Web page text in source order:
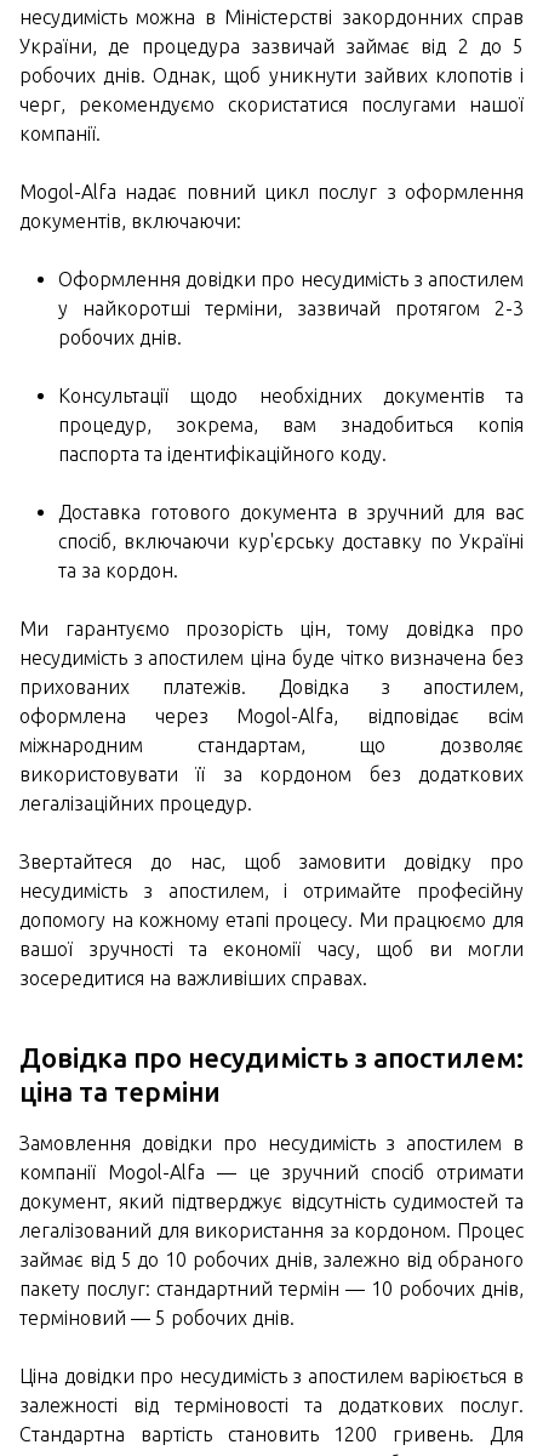
несудимість можна в Міністерстві закордонних справ
України, де процедура зазвичай займає від 2 до 5
робочих днів. Однак, щоб уникнути зайвих клопотів і
черг, рекомендуємо скористатися послугами нашої
компанії.
Mogol-Alfa надає повний цикл послуг з оформлення
документів, включаючи:
Оформлення довідки про несудимість з апостилем
у найкоротші терміни, зазвичай протягом 2-3
робочих днів.
Консультації щодо необхідних документів та
процедур, зокрема, вам знадобиться копія
паспорта та ідентифікаційного коду.
Доставка готового документа в зручний для вас
спосіб, включаючи кур'єрську доставку по Україні
та за кордон.
Ми гарантуємо прозорість цін, тому довідка про
несудимість з апостилем ціна буде чітко визначена без
прихованих платежів. Довідка з апостилем,
оформлена через Mogol-Alfa, відповідає всім
міжнародним стандартам, що дозволяє
використовувати її за кордоном без додаткових
легалізаційних процедур.
Звертайтеся до нас, щоб замовити довідку про
несудимість з апостилем, і отримайте професійну
допомогу на кожному етапі процесу. Ми працюємо для
вашої зручності та економії часу, щоб ви могли
зосередитися на важливіших справах.
Довідка про несудимість з апостилем:
ціна та терміни
Замовлення довідки про несудимість з апостилем в
компанії Mogol-Alfa — це зручний спосіб отримати
документ, який підтверджує відсутність судимостей та
легалізований для використання за кордоном. Процес
займає від 5 до 10 робочих днів, залежно від обраного
пакету послуг: стандартний термін — 10 робочих днів,
терміновий — 5 робочих днів.
Ціна довідки про несудимість з апостилем варіюється в
залежності від терміновості та додаткових послуг.
Стандартна вартість становить 1200 гривень. Для